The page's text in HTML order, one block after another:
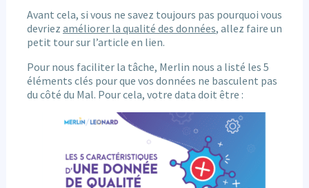
Avant cela, si vous ne savez toujours pas pourquoi vous
devriez améliorer la qualité des données, allez faire un
petit tour sur l’article en lien.
Pour nous faciliter la tâche, Merlin nous a listé les 5
éléments clés pour que vos données ne basculent pas
du côté du Mal. Pour cela, votre data doit être :